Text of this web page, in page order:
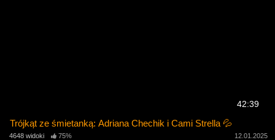
42:39
Trójkąt ze śmietanką: Adriana Chechik i Cami Strella 💦
4648 widoki 75% 12.01.2025